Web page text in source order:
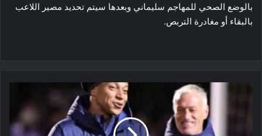
بالوضع الصحي للمهاجم سليماني وبعدها سيتم تحديد مصير اللاعب
بالبقاء أو مغادرة التربص.